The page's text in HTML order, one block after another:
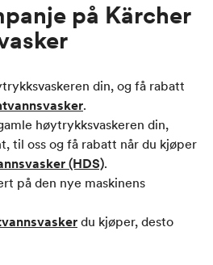
på Kärcher
din, og få rabatt
.
høytrykksvaskeren din,
til oss og få rabatt når du kjøper
(HDS).
på den nye maskinens
du kjøper, desto